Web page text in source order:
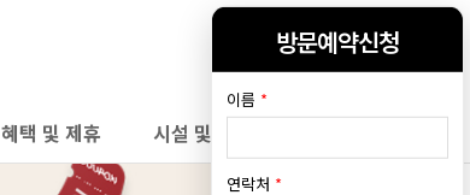
혜택 및 제휴 시설 및 위치
방문예약신청
이름 *
연락처 *